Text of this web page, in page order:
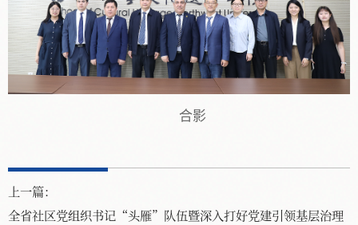
合影
上一篇：
全省社区党组织书记“头雁”队伍暨深入打好党建引领基层治理